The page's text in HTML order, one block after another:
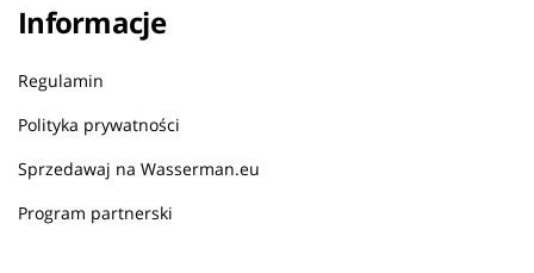
Informacje
Regulamin
Polityka prywatności
Sprzedawaj na Wasserman.eu
Program partnerski